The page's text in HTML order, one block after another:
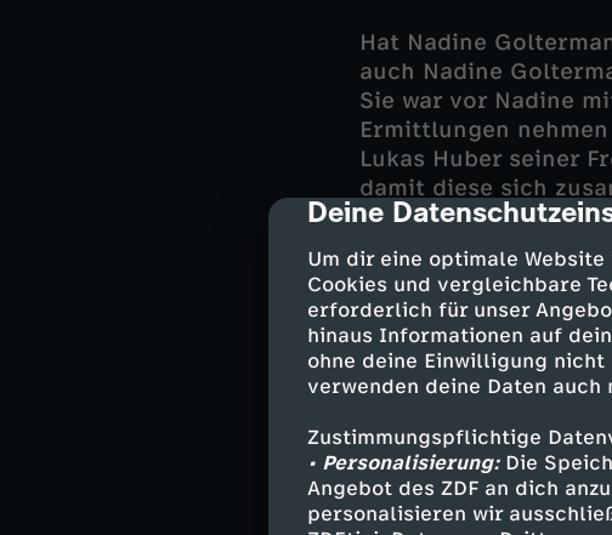
cmp-dialog-
Deine
Um dir eine optimale Website
Cookies und vergleichbare
erforderlich für unser
hinaus Informationen auf
ohne deine Einwilligung
verwenden deine Daten
Zustimmungspflichtige
• Personalisierung:Die
Angebot des ZDF an dich
personalisieren wir
Hat Nadine
auch Nadine
Sie war vor Nadine
Ermittlungen
Lukas Huber seiner
damit diese sich
erfüllen kann: eine
verschwunden.
Währenddessen
Rechenfehler und
Darsteller
Korbinian Hofer -
Sven Hansen -